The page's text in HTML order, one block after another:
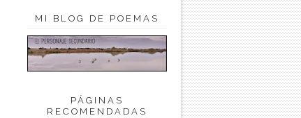
MI BLOG DE POEMAS
PÁGINAS
RECOMENDADAS